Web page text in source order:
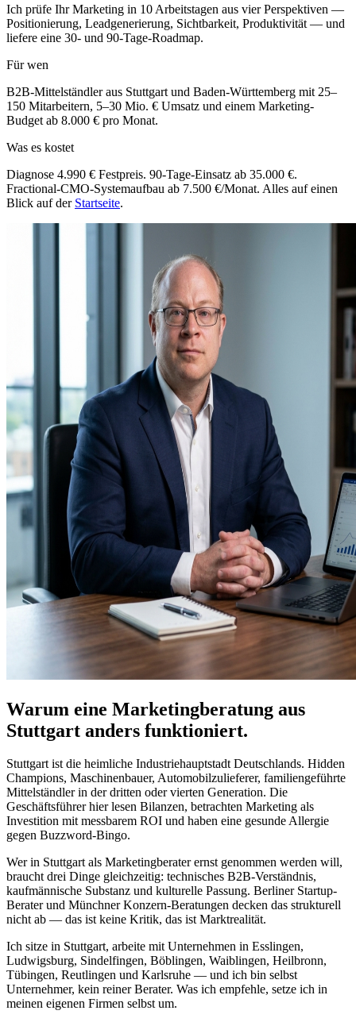
Ich prüfe Ihr Marketing in 10 Arbeitstagen aus vier Perspektiven —
Positionierung, Leadgenerierung, Sichtbarkeit, Produktivität — und
liefere eine 30- und 90-Tage-Roadmap.
Für wen
B2B-Mittelständler aus Stuttgart und Baden-Württemberg mit 25–
150 Mitarbeitern, 5–30 Mio. € Umsatz und einem Marketing-
Budget ab 8.000 € pro Monat.
Was es kostet
Diagnose 4.990 € Festpreis. 90-Tage-Einsatz ab 35.000 €.
Fractional-CMO-Systemaufbau ab 7.500 €/Monat. Alles auf einen
Blick auf der Startseite.
Warum eine Marketingberatung aus
Stuttgart anders funktioniert.
Stuttgart ist die heimliche Industriehauptstadt Deutschlands. Hidden
Champions, Maschinenbauer, Automobilzulieferer, familiengeführte
Mittelständler in der dritten oder vierten Generation. Die
Geschäftsführer hier lesen Bilanzen, betrachten Marketing als
Investition mit messbarem ROI und haben eine gesunde Allergie
gegen Buzzword-Bingo.
Wer in Stuttgart als Marketingberater ernst genommen werden will,
braucht drei Dinge gleichzeitig: technisches B2B-Verständnis,
kaufmännische Substanz und kulturelle Passung. Berliner Startup-
Berater und Münchner Konzern-Beratungen decken das strukturell
nicht ab — das ist keine Kritik, das ist Marktrealität.
Ich sitze in Stuttgart, arbeite mit Unternehmen in Esslingen,
Ludwigsburg, Sindelfingen, Böblingen, Waiblingen, Heilbronn,
Tübingen, Reutlingen und Karlsruhe — und ich bin selbst
Unternehmer, kein reiner Berater. Was ich empfehle, setze ich in
meinen eigenen Firmen selbst um.